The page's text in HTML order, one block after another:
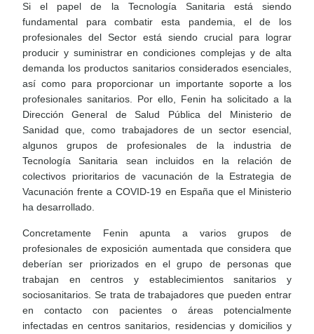
Si el papel de la Tecnología Sanitaria está siendo
fundamental para combatir esta pandemia, el de los
profesionales del Sector está siendo crucial para lograr
producir y suministrar en condiciones complejas y de alta
demanda los productos sanitarios considerados esenciales,
así como para proporcionar un importante soporte a los
profesionales sanitarios. Por ello, Fenin ha solicitado a la
Dirección General de Salud Pública del Ministerio de
Sanidad que, como trabajadores de un sector esencial,
algunos grupos de profesionales de la industria de
Tecnología Sanitaria sean incluidos en la relación de
colectivos prioritarios de vacunación de la Estrategia de
Vacunación frente a COVID-19 en España que el Ministerio
ha desarrollado.
Concretamente Fenin apunta a varios grupos de
profesionales de exposición aumentada que considera que
deberían ser priorizados en el grupo de personas que
trabajan en centros y establecimientos sanitarios y
sociosanitarios. Se trata de trabajadores que pueden entrar
en contacto con pacientes o áreas potencialmente
infectadas en centros sanitarios, residencias y domicilios y